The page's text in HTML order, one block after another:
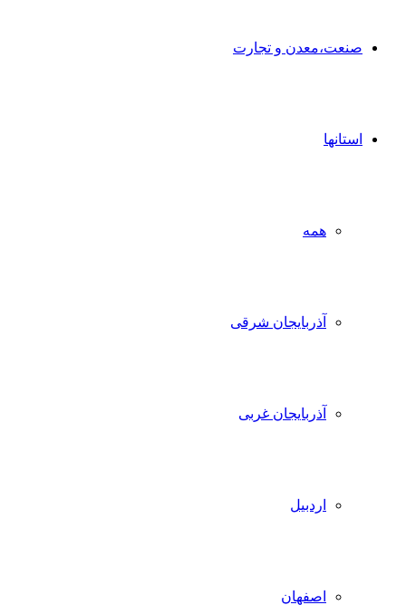
صنعت،معدن و تجارت
استانها
همه
آذربایجان شرقی
آذربایجان غربی
اردبیل
اصفهان